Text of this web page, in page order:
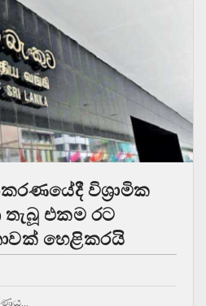
විශ්‍රාමික
එකම රට
හෙළිකරයි